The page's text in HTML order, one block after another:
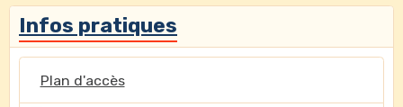
Infos pratiques
Plan d'accès